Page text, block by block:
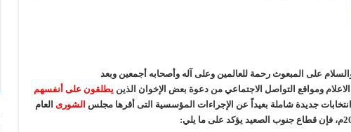
على المبعوث رحمة للعالمين وعلى آله وأصحابه أجمعين وبعد
لام ومواقع التواصل الاجتماعي من دعوة بعض الإخوان الذين يطلقون على أنفسهم
انتخابات جديدة شاملة بعيداً عن الإجراءات المؤسسية التى أقرها مجلس الشورى العام